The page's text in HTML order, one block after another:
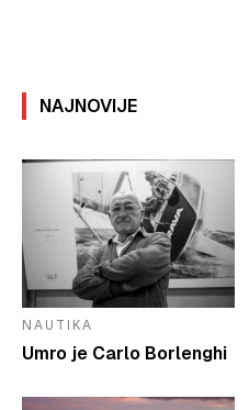
NAJNOVIJE
NAUTIKA
Umro je Carlo Borlenghi